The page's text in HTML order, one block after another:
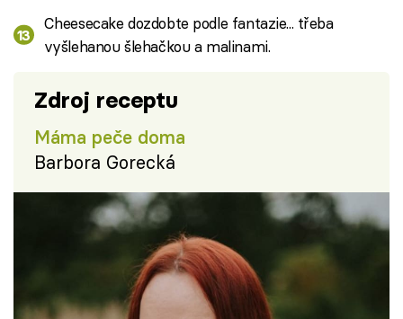
Cheesecake dozdobte podle fantazie... třeba
vyšlehanou šlehačkou a malinami.
Zdroj receptu
Máma peče doma
Barbora Gorecká